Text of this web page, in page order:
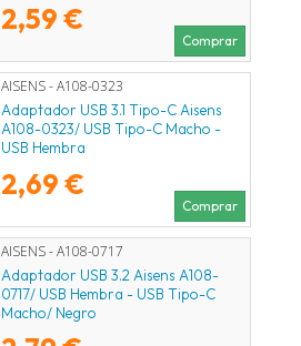
2,59 €
Comprar
AISENS - A108-0323
Adaptador USB 3.1 Tipo-C Aisens
A108-0323/ USB Tipo-C Macho -
USB Hembra
2,69 €
Comprar
AISENS - A108-0717
Adaptador USB 3.2 Aisens A108-
0717/ USB Hembra - USB Tipo-C
Macho/ Negro